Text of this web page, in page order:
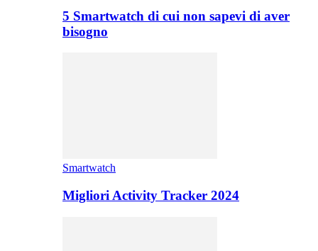
5 Smartwatch di cui non sapevi di aver
bisogno
Smartwatch
Migliori Activity Tracker 2024